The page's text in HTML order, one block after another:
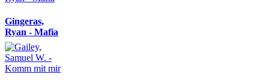
Gingeras,
Ryan - Mafia